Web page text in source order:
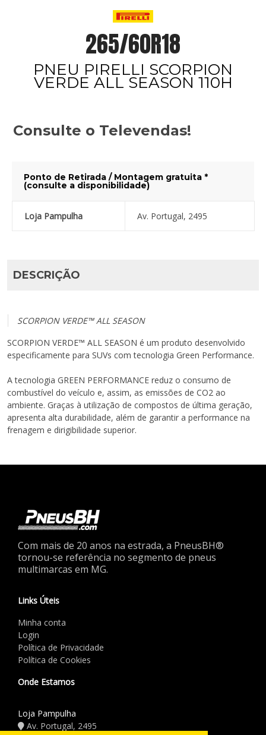
265/60R18
PNEU PIRELLI SCORPION
VERDE ALL SEASON 110H
Consulte o Televendas!
Ponto de Retirada / Montagem gratuita *
(consulte a disponibilidade)
Loja Pampulha Av. Portugal, 2495
DESCRIÇÃO
SCORPION VERDE™ ALL SEASON
SCORPION VERDE™ ALL SEASON é um produto desenvolvido
especificamente para SUVs com tecnologia Green Performance.
A tecnologia GREEN PERFORMANCE reduz o consumo de
combustível do veículo e, assim, as emissões de CO2 ao
ambiente. Graças à utilização de compostos de última geração,
apresenta alta durabilidade, além de garantir a performance na
frenagem e dirigibilidade superior.
Com mais de 20 anos na estrada, a PneusBH®
tornou-se referência no segmento de pneus
multimarcas em MG.
Links Úteis
Minha conta
Login
Política de Privacidade
Política de Cookies
Onde Estamos
Loja Pampulha
Av. Portugal, 2495